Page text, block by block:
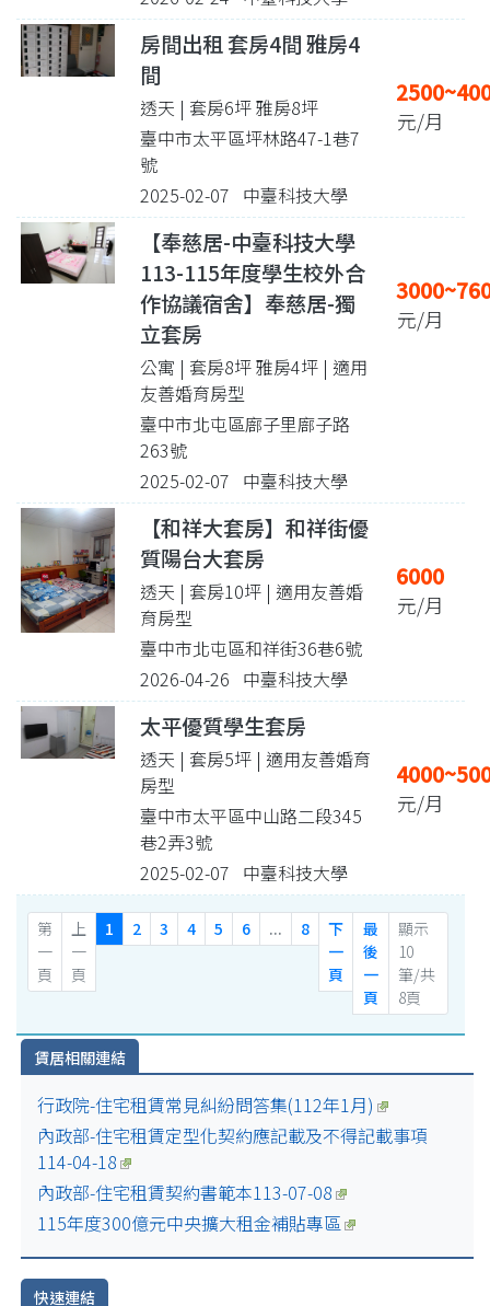
房間出租 套房4間 雅房4
間
透天 | 套房6坪 雅房8坪
臺中市太平區坪林路47-1巷7
號
2025-02-07 中臺科技大學
元/月
【奉慈居-中臺科技大學
113-115年度學生校外合
作協議宿舍】奉慈居-獨
立套房
公寓 | 套房8坪 雅房4坪 | 適用
友善婚育房型
臺中市北屯區廍子里廍子路
263號
2025-02-07 中臺科技大學
元/月
【和祥大套房】和祥街優
質陽台大套房
透天 | 套房10坪 | 適用友善婚
育房型
臺中市北屯區和祥街36巷6號
2026-04-26 中臺科技大學
6000
元/月
太平優質學生套房
透天 | 套房5坪 | 適用友善婚育
房型
臺中市太平區中山路二段345
巷2弄3號
2025-02-07 中臺科技大學
元/月
第
一
頁
上
一
頁
1 2 3 4 5 6 ... 8
下
一
頁
最
後
一
頁
顯示
10
筆/共
8頁
賃居相關連結
行政院-住宅租賃常見糾紛問答集(112年1月)
內政部-住宅租賃定型化契約應記載及不得記載事項
114-04-18
內政部-住宅租賃契約書範本113-07-08
115年度300億元中央擴大租金補貼專區
快速連結